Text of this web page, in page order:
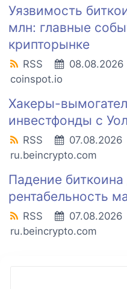
Уязвимость
млн: главные
крипторынке
RSS 08.08.2026
coinspot.io
Хакеры-
инвестфонды с
RSS 07.08.2026
ru.beincrypto.com
Падение
рентабельность
RSS 07.08.2026
ru.beincrypto.com